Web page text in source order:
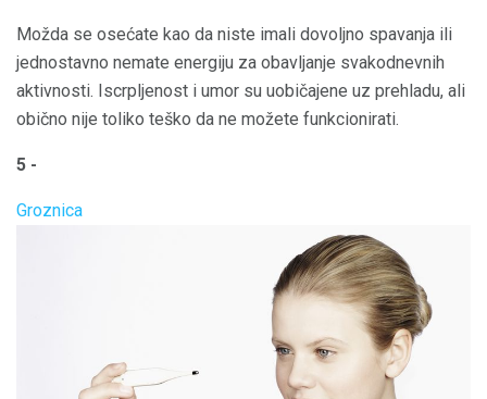
Možda se osećate kao da niste imali dovoljno spavanja ili
jednostavno nemate energiju za obavljanje svakodnevnih
aktivnosti. Iscrpljenost i umor su uobičajene uz prehladu, ali
obično nije toliko teško da ne možete funkcionirati.
5 -
Groznica